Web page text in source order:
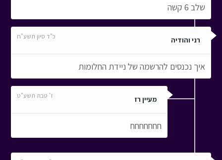
שלב 6 קשה
רני והודיה כ"ד סיון תשע"ח
איך נכנסים להרשמה של ניידת החלומות
מעיין רז ז' טבת תשע"ט
חחחחחחח